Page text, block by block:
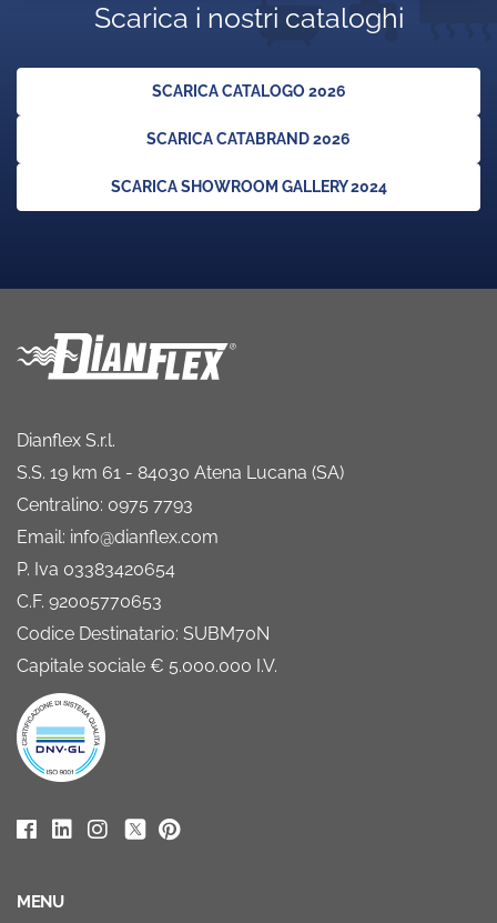
Scarica i nostri cataloghi
SCARICA CATALOGO 2026
SCARICA CATABRAND 2026
SCARICA SHOWROOM GALLERY 2024
Dianflex S.r.l.
S.S. 19 km 61 - 84030 Atena Lucana (SA)
Centralino: 0975 7793
Email: info@dianflex.com
P. Iva 03383420654
C.F. 92005770653
Codice Destinatario: SUBM70N
Capitale sociale € 5.000.000 I.V.
MENU